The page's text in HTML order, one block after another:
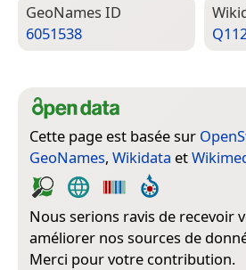
Geo­Names ID
6051538
Cette page est basée sur
GeoNames, Wikidata et
Nous serions ravis de recevoir
améliorer nos sources de
Merci pour votre contribution.